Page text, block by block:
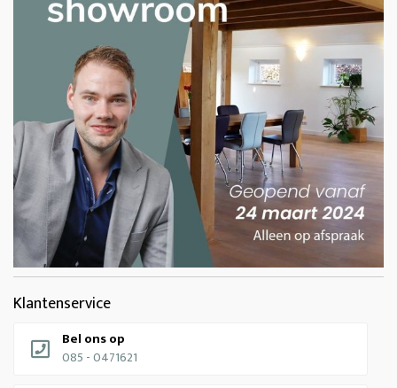
Klantenservice
Bel ons op
085 - 0471621